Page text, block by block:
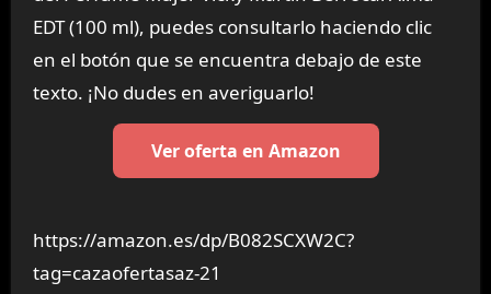
EDT (100 ml), puedes consultarlo haciendo clic
en el botón que se encuentra debajo de este
texto. ¡No dudes en averiguarlo!
Ver oferta en Amazon
https://amazon.es/dp/B082SCXW2C?
tag=cazaofertasaz-21